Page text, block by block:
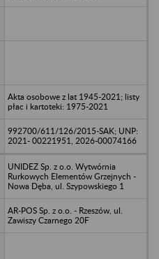
Akta osobowe z lat 1945-2021; listy
płac i kartoteki: 1975-2021
992700/611/126/2015-SAK; UNP:
2021- 00221951, 2026-00074166
UNIDEZ Sp. z o.o. Wytwórnia
Rurkowych Elementów Grzejnych -
Nowa Dęba, ul. Szypowskiego 1
AR-POS Sp. z o.o. - Rzeszów, ul.
Zawiszy Czarnego 20F